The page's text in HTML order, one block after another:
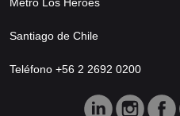
Santiago de Chile
Teléfono +56 2 2692 0200